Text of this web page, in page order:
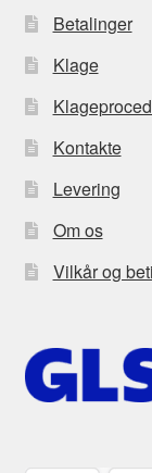
Betalinger
Klage
Kontakte
Levering
Om os
Vilkår og